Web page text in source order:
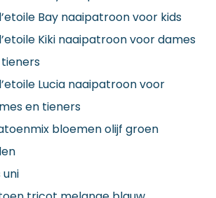
Bay naaipatroon voor kids
Kiki naaipatroon voor dames
Lucia naaipatroon voor
en tieners
bloemen olijf groen